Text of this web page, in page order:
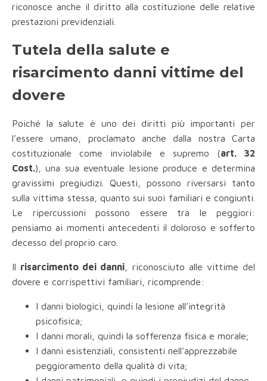
riconosce anche il diritto alla costituzione delle relative
prestazioni previdenziali.
Tutela della salute e
risarcimento danni vittime del
dovere
Poiché la salute è uno dei diritti più importanti per
l’essere umano, proclamato anche dalla nostra Carta
costituzionale come inviolabile e supremo (art. 32
Cost.), una sua eventuale lesione produce e determina
gravissimi pregiudizi. Questi, possono riversarsi tanto
sulla vittima stessa, quanto sui suoi familiari e congiunti.
Le ripercussioni possono essere tra le peggiori:
pensiamo ai momenti antecedenti il doloroso e sofferto
decesso del proprio caro.
Il risarcimento dei danni , riconosciuto alle vittime del
dovere e corrispettivi familiari, ricomprende:
I danni biologici, quindi la lesione all’integrità
psicofisica;
I danni morali, quindi la sofferenza fisica e morale;
I danni esistenziali, consistenti nell’apprezzabile
peggioramento della qualità di vita;